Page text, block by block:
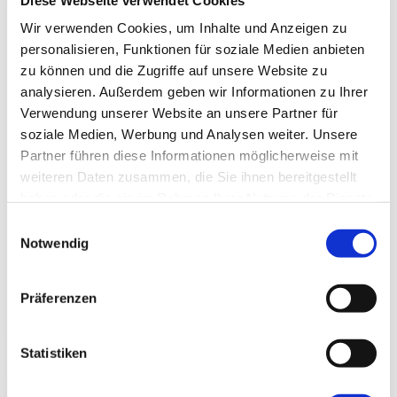
Wir verwenden Cookies, um Inhalte und Anzeigen zu
personalisieren, Funktionen für soziale Medien anbieten
zu können und die Zugriffe auf unsere Website zu
analysieren. Außerdem geben wir Informationen zu Ihrer
Verwendung unserer Website an unsere Partner für
soziale Medien, Werbung und Analysen weiter. Unsere
Partner führen diese Informationen möglicherweise mit
weiteren Daten zusammen, die Sie ihnen bereitgestellt
Notwendig
Präferenzen
Statistiken
with the
program flow
depending on
which operation
succeeds first.
The result is a
dreaded species
of race
conditions.…
t für
TypeScrip
Workshop